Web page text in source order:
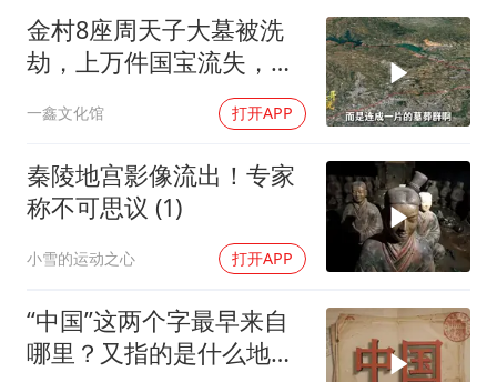
夯实基础开新局
金村8座周天子大墓被洗
劫，上万件国宝流失，国
一鑫文化馆 打开APP
秦陵地宫影像流出！专家
称不可思议 (1)
小雪的运动之心 打开APP
“中国”这两个字最早来自
哪里？又指的是什么地